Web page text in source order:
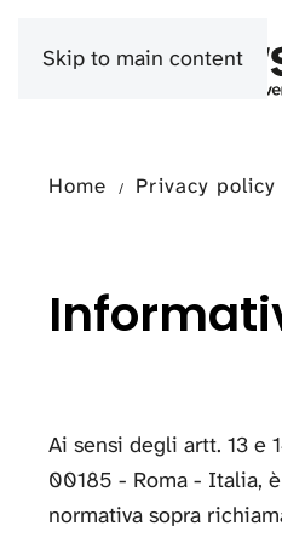
Skip to main content
Home Privacy policy
Ai sensi degli artt. 13 e
00185 - Roma - Italia,
normativa sopra